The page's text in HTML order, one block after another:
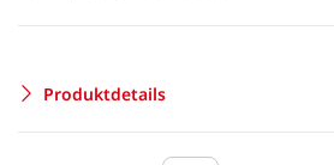
Produktdetails